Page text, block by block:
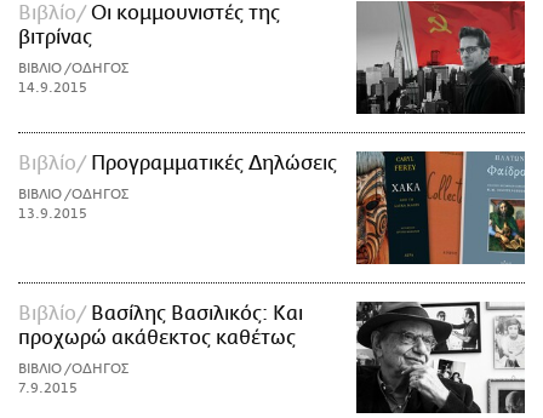
Βιβλίο
Οι κομμουνιστές της
βιτρίνας
ΒΙΒΛΙΟ /ΟΔΗΓΟΣ
14.9.2015
Βιβλίο Προγραμματικές Δηλώσεις
ΒΙΒΛΙΟ /ΟΔΗΓΟΣ
13.9.2015
Βιβλίο
Βασίλης Βασιλικός: Και
προχωρώ ακάθεκτος καθέτως
ΒΙΒΛΙΟ /ΟΔΗΓΟΣ
7.9.2015